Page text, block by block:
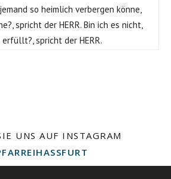
so heimlich verbergen könne,
spricht der HERR. Bin ich es nicht,
spricht der HERR.
UNS AUF INSTAGRAM